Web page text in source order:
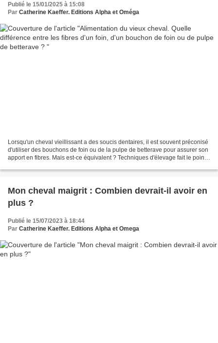
Publié le 15/01/2025 à 15:08
Par Catherine Kaeffer. Editions Alpha et Oméga
Lorsqu'un cheval vieillissant a des soucis dentaires, il est souvent préconisé
d'utiliser des bouchons de foin ou de la pulpe de betterave pour assurer son
apport en fibres. Mais est-ce équivalent ? Techniques d'élevage fait le point.
Mon cheval maigrit : Combien devrait-il avoir en
plus ?
Publié le 15/07/2023 à 18:44
Par Catherine Kaeffer. Editions Alpha et Omega